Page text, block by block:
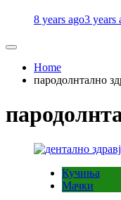
8 years ago3 years
Home
пародолнтално
Кучиња
Мачки